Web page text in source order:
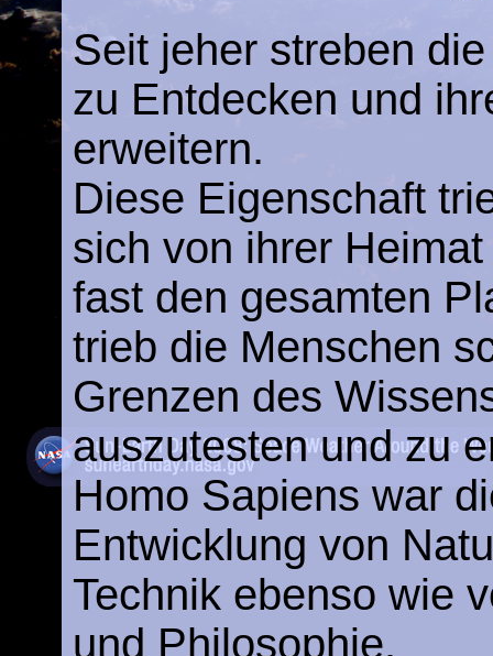
Seit jeher streben
zu Entdecken und
erweitern.
Diese Eigenschaft
sich von ihrer
fast den gesamten
trieb die Menschen
Grenzen des
auszutesten und zu
Homo Sapiens war
Entwicklung von
Technik ebenso wie
und Philosophie.